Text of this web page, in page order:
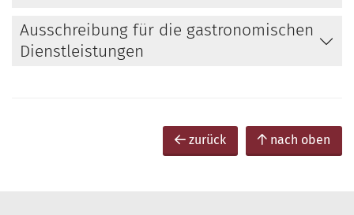
Ausschreibung für die gastronomischen
Dienstleistungen
zurück nach oben